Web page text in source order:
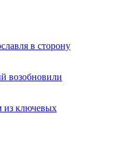
в сторону
возобновили
из ключевых